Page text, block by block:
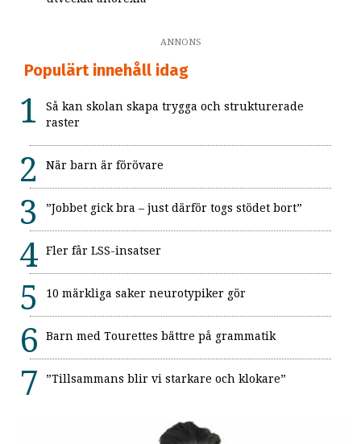
ANNONS
Populärt innehåll idag
Så kan skolan skapa trygga och strukturerade
raster
När barn är förövare
”Jobbet gick bra – just därför togs stödet bort”
Fler får LSS-insatser
10 märkliga saker neurotypiker gör
Barn med Tourettes bättre på grammatik
”Tillsammans blir vi starkare och klokare”